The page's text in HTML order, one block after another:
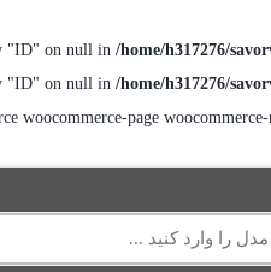
"ID" on null in /home/h317276/
"ID" on null in /home/h317276/
page